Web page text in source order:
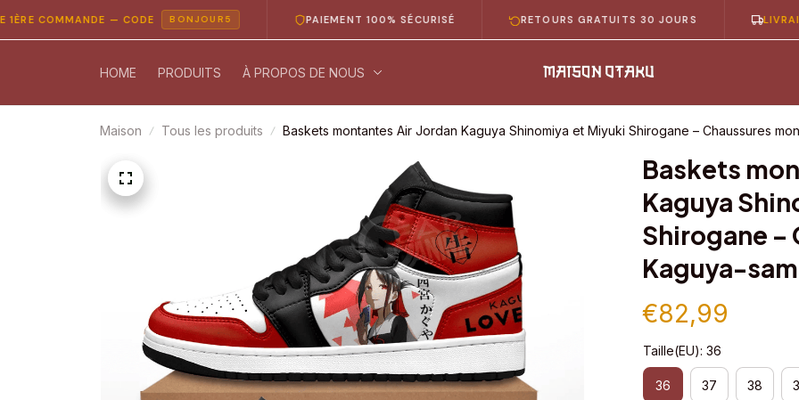
— CODE BONJOUR5 PAIEMENT 100% SÉCURISÉ RETOURS GRATUITS 30 JOURS LIVRAISON
HOME PRODUITS À PROPOS DE NOUS
Maison Tous les produits Baskets montantes Air Jordan Kaguya Shinomiya et Miyuki Shirogane – Chaussures
Baskets
Kaguya
Shirogane –
Kaguya-
€82,99
Taille(EU): 36
36 37 38